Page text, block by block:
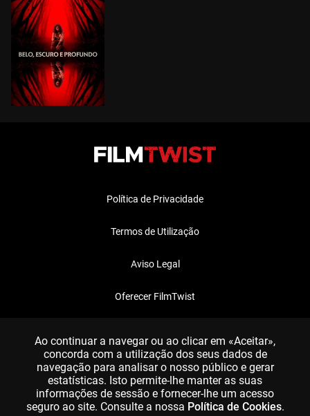
Política de Privacidade
Termos de Utilização
Aviso Legal
Oferecer FilmTwist
Ao continuar a navegar ou ao clicar em «Aceitar»,
concorda com a utilização dos seus dados de
navegação para analisar o nosso público e gerar
estatísticas. Isto permite-lhe manter as suas
informações de sessão e fornecer-lhe um acesso
seguro ao site. Consulte a nossa Política de Cookies.